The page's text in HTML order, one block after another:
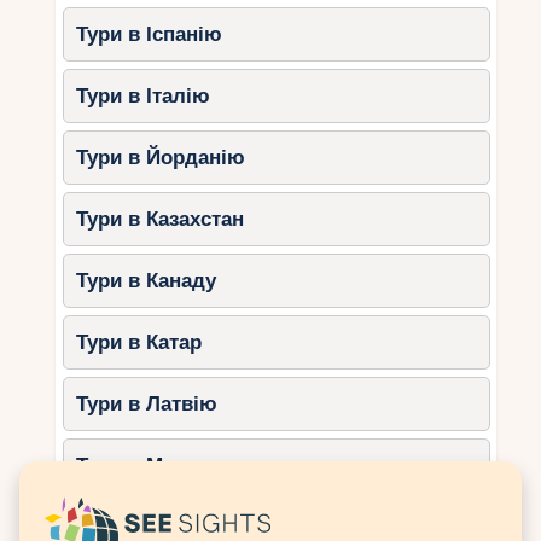
Рибалка– спробуйте зловити рибу у
відкритому океані та приготуйте улов
просто на борту.
Йога та медитація
практика на палубі катамарана серед
безмежного океану допоможе
відновити гармонію.
Гастрономічні насолоди
багатьох круїзах пропонують свіжі
морепродукти та екзотичні страви,
приготовані прямо на борту.
Зустрічі з морськими
мешканцями– дельфіни, черепахи
та скати часто супроводжують яхти,
Вибирайте маршрут залежно від
Тури в Іспанію
Тури в Італію
Тури в Йорданію
Тури в Казахстан
Тури в Канаду
Тури в Катар
Тури в Латвію
Тури в Марокко
Тури в Мексику